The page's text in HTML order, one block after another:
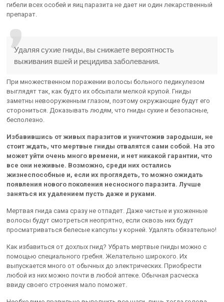
гибели всех особей и яиц паразита не дает ни один лекарственный
препарат.
Удаляя сухие гниды, вы снижаете вероятность
выживания вшей и рецидива заболевания.
При множественном поражении волосы больного педикулезом
выглядят так, как будто их обсыпали мелкой крупой. Гниды
заметны невооруженным глазом, поэтому окружающие будут его
сторониться. Доказывать людям, что гниды сухие и безопасные,
бесполезно.
Избавившись от живых паразитов и уничтожив зародыши, не
стоит ждать, что мертвые гниды отвалятся сами собой. На это
может уйти очень много времени, и нет никакой гарантии, что
все они неживые. Возможно, среди них остались
жизнеспособные и, если их проглядеть, то можно ожидать
появления нового поколения несносного паразита. Лучше
заняться их удалением пусть даже и руками.
Мертвая гнида сама сразу не отпадет. Даже чистые и ухоженные
волосы будут смотреться неопрятно, если сквозь них будут
просматриваться белесые капсулы у корней. Удалять обязательно!
Как избавиться от дохлых гнид? Убрать мертвые гниды можно с
помощью специального гребня. Желательно широкого. Их
выпускается много от обычных до электрических. Приобрести
любой из них можно почти в любой аптеке. Обычная расческа
ввиду своего строения мало поможет.